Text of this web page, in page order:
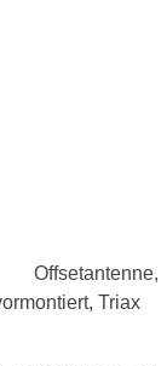
Triax